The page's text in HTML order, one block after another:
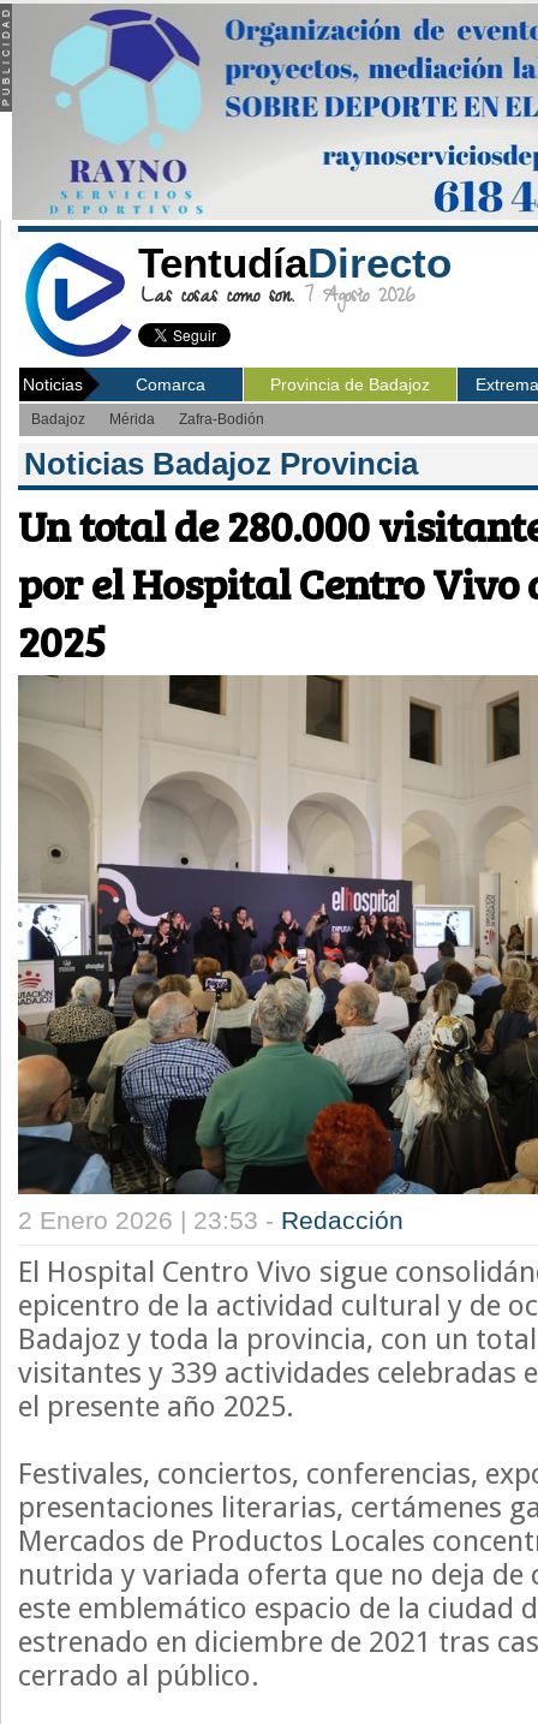
TentudíaDirecto
Las cosas como son. 7 Agosto 2026
Noticias Comarca Provincia de Badajoz
Badajoz Mérida Zafra-Bodión
Noticias Badajoz Provincia
Un total de 280.000
por el Hospital Centro Vivo
2025
2 Enero 2026 | 23:53 - Redacción
El Hospital Centro Vivo sigue
epicentro de la actividad cultural y de
Badajoz y toda la provincia, con un
visitantes y 339 actividades celebradas
el presente año 2025.
Festivales, conciertos, conferencias,
presentaciones literarias, certámenes
Mercados de Productos Locales
nutrida y variada oferta que no deja de
este emblemático espacio de la ciudad
estrenado en diciembre de 2021 tras
cerrado al público.